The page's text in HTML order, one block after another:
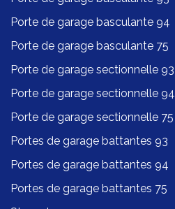
Porte de garage basculante 94
Porte de garage basculante 75
Porte de garage sectionnelle 93
Porte de garage sectionnelle 94
Porte de garage sectionnelle 75
Portes de garage battantes 93
Portes de garage battantes 94
Portes de garage battantes 75